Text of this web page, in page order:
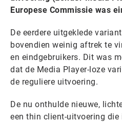
Europese Commissie was
De eerdere uitgeklede
bovendien weinig aftrek te
en eindgebruikers. Dit was
dat de Media Player-loze
de reguliere uitvoering.
De nu onthulde nieuwe,
een thin client-uitvoering die